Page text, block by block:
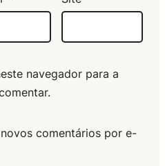
navegador para a
comentários por e-